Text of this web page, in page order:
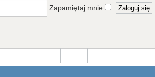
Zapamiętaj mnie